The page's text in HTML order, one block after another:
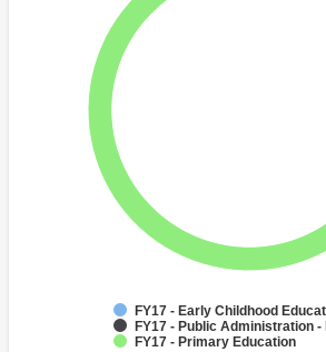
FY17 - Early Childhood
FY17 - Public Administration -
FY17 - Primary Education